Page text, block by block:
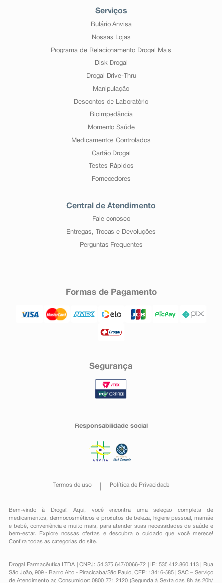
Serviços
Bulário Anvisa
Nossas Lojas
Programa de Relacionamento Drogal Mais
Disk Drogal
Drogal Drive-Thru
Manipulação
Descontos de Laboratório
Bioimpedância
Momento Saúde
Medicamentos Controlados
Cartão Drogal
Testes Rápidos
Fornecedores
Central de Atendimento
Fale conosco
Entregas, Trocas e Devoluções
Perguntas Frequentes
Formas de Pagamento
Segurança
Responsabilidade social
Termos de uso Política de Privacidade
Bem-vindo à Drogal! Aqui, você encontra uma seleção completa de
medicamentos , dermocosméticos e produtos de beleza, higiene pessoal ,mamãe
e bebê, conveniênciae muito mais, para atender suas necessidades de saúde e
bem-estar. Explore nossas ofertas e descubra o cuidado que você merece!
Confira todas as categorias do site.
Drogal Farmacêutica LTDA | CNPJ: 54.375.647/0066-72 | IE: 535.412.860.113 | Rua
São João, 909 - Bairro Alto - Piracicaba/São Paulo, CEP: 13416-585 | SAC – Serviço
de Atendimento ao Consumidor: 0800 771 2120 (Segunda à Sexta das 8h às 20h/